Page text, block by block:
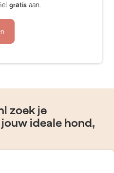
gratis aan.
zoek je
ideale hond,